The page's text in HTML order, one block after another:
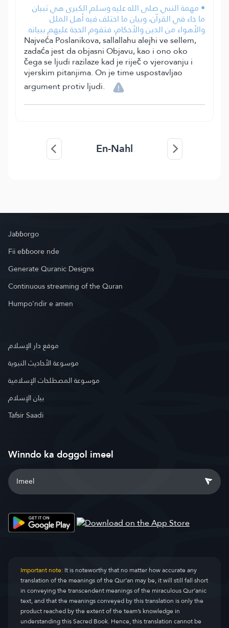
• مهمة النبي صلى الله عليه وسلم الكبرى هي تبيان
ما جاء في القرآن، وبيان ما اختلف فيه أهل الملل
والأهواء من الدين والأحكام، فتقوم الحجة عليهم ببيانه.
Najveća Poslanikova, sallallahu alejhi ve sellem,
zadaća jest da objasni Objavu, kao i ono oko
čega se ljudi razilaze kad je riječ o vjerovanju i
vjerskim pitanjima. On je time uspostavljao
argument protiv ljudi.
En-Nahl
Jaɓɓorgo
Fii eɓɓoore nde
Generate Quranic Designs
Continuous streaming of the Quran
Humpo'ndir e amen
موقع دار الإسلام
موسوعة الأحاديث النبوية
موسوعة المصطلحات الإسلامية
بيان الإسلام
Tafsir Saadi
Winndo ka doggol imeel
Important note:It is noteworthy that no matter how accurate any
translation of the meanings of the Qur’an may be, it will still fall short
in conveying the transcendent meanings of the miraculous Qur’anic
text, and that the meanings conveyed by this translation is only the
product reached by the extent of the team’s knowledge in
understanding this Sacred Book. Hence, this translation cannot be